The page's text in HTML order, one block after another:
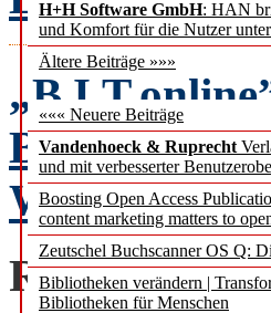
H+H Software GmbH: HAN
und Komfort für die Nutzer
Ältere Beiträge »»»
««« Neuere Beiträge
Vandenhoeck & Ruprecht
und mit verbesserter
Boosting Open Access
content marketing matters to
Zeutschel Buchscanner OS Q:
Bibliotheken verändern |
Bibliotheken für Menschen
Wilfried
REPLIK